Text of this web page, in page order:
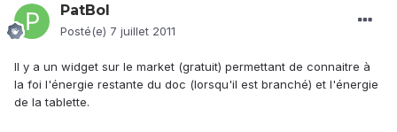
PatBol
Posté(e) 7 juillet 2011
Il y a un widget sur le market (gratuit) permettant de connaitre à
la foi l'énergie restante du doc (lorsqu'il est branché) et l'énergie
de la tablette.